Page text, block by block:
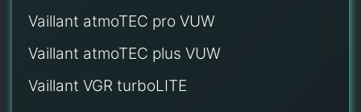
Vaillant atmoTEC pro VUW
Vaillant atmoTEC plus VUW
Vaillant VGR turboLITE